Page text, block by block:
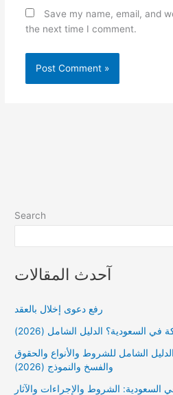
Save my name, email, and
the next time I comment.
Search
آحدث المقالات
رفع دعوى إخلال بالعقد
السعودية؟ الدليل الشامل (2026)
الشامل للشروط والأنواع والحقوق
والفسخ والنموذج (2026)
السعودية: الشروط والإجراءات والآثار